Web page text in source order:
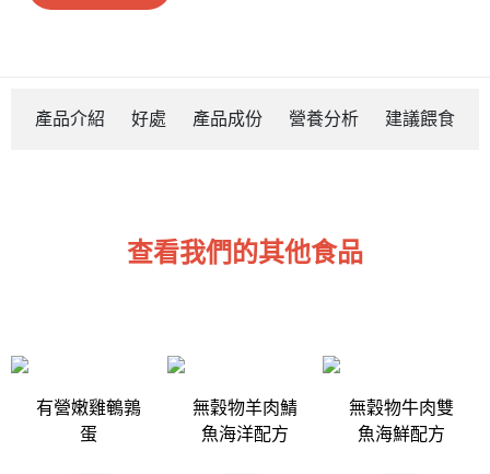
產品介紹 好處 產品成份 營養分析 建議餵食
查看我們的其他食品
有營嫩雞鵪鶉
蛋
無穀物羊肉鯖
魚海洋配方
無穀物牛肉雙
魚海鮮配方